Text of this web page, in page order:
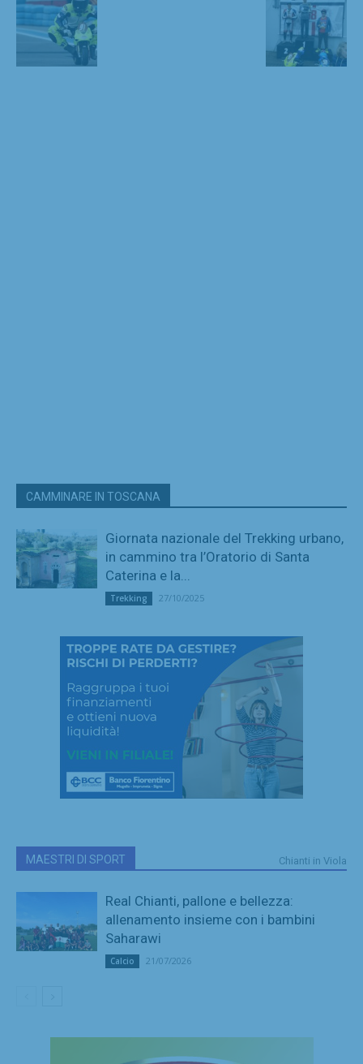
CAMMINARE IN TOSCANA
Giornata nazionale del Trekking urbano,
in cammino tra l’Oratorio di Santa
Caterina e la...
Trekking 27/10/2025
MAESTRI DI SPORT Chianti in Viola
Real Chianti, pallone e bellezza:
allenamento insieme con i bambini
Saharawi
Calcio 21/07/2026